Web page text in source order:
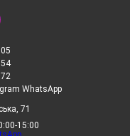
WhatsApp
71
15:00